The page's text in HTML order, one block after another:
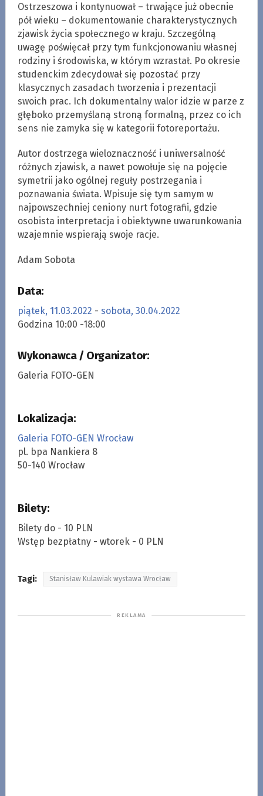
Ostrzeszowa i kontynuował – trwające już obecnie
pół wieku – dokumentowanie charakterystycznych
zjawisk życia społecznego w kraju. Szczególną
uwagę poświęcał przy tym funkcjonowaniu własnej
rodziny i środowiska, w którym wzrastał. Po okresie
studenckim zdecydował się pozostać przy
klasycznych zasadach tworzenia i prezentacji
swoich prac. Ich dokumentalny walor idzie w parze z
głęboko przemyślaną stroną formalną, przez co ich
sens nie zamyka się w kategorii fotoreportażu.
Autor dostrzega wieloznaczność i uniwersalność
różnych zjawisk, a nawet powołuje się na pojęcie
symetrii jako ogólnej reguły postrzegania i
poznawania świata. Wpisuje się tym samym w
najpowszechniej ceniony nurt fotografii, gdzie
osobista interpretacja i obiektywne uwarunkowania
wzajemnie wspierają swoje racje.
Adam Sobota
Data:
piątek, 11.03.2022 - sobota, 30.04.2022
Godzina 10:00 -18:00
Wykonawca / Organizator:
Galeria FOTO-GEN
Lokalizacja:
Galeria FOTO-GEN Wrocław
pl. bpa Nankiera 8
50-140 Wrocław
Bilety:
Bilety do - 10 PLN
Wstęp bezpłatny - wtorek - 0 PLN
Tagi: Stanisław Kulawiak wystawa Wrocław